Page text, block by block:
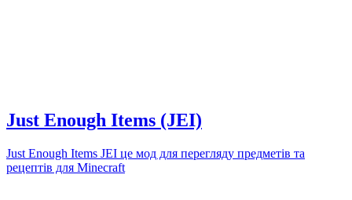
Just Enough Items (JEI)
Just Enough Items JEI це мод для перегляду предметів та
рецептів для Minecraft